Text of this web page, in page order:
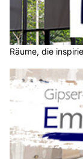
Räume, die